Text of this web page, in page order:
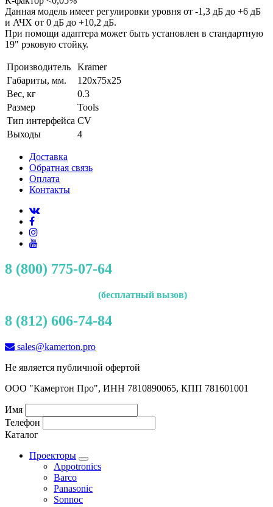
Данная модель имеет регулировки уровня от -1,3 дБ до +6 дБ
и АЧХ от 0 дБ до +10,2 дБ.
При помощи адаптера может быть установлен в стандартную
19" рэковую стойку.
Производитель
Kramer
Габариты, мм.
120x75x25
Вес, кг
0.3
Размер
Tools
Тип интерфейса CV
Выходы
4
Доставка
Обратная связь
Оплата
Контакты
8 (800) 775-07-64
(бесплатный вызов)
8 (812) 606-74-84
sales@kamerton.pro
Не является публичной офертой
ООО "Камертон Про", ИНН 7810890065, КПП 781601001
Имя
Телефон
Каталог
Проекторы
Appotronics
Barco
Panasonic
Sonnoc